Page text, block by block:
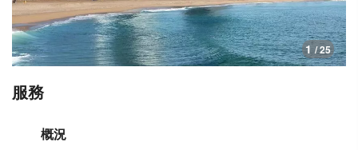
1 / 25
服務
概況